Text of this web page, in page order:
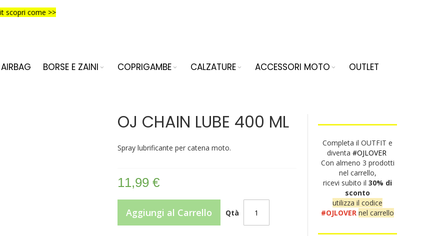
scopri come >>
AIRBAG BORSE E ZAINI COPRIGAMBE CALZATURE ACCESSORI MOTO OUTLET
OJ CHAIN LUBE 400 ML
Spray lubrificante per catena moto.
11,99 €
Qtà
Aggiungi al Carrello
Completa il OUTFIT e
diventa #OJLOVER
Con almeno 3 prodotti
nel carrello,
ricevi subito il30% di
sconto
utilizza il codice
#OJLOVER nel carrello